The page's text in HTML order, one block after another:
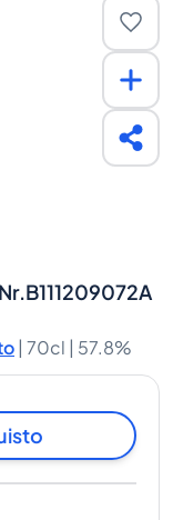
| 70cl | 57.8%